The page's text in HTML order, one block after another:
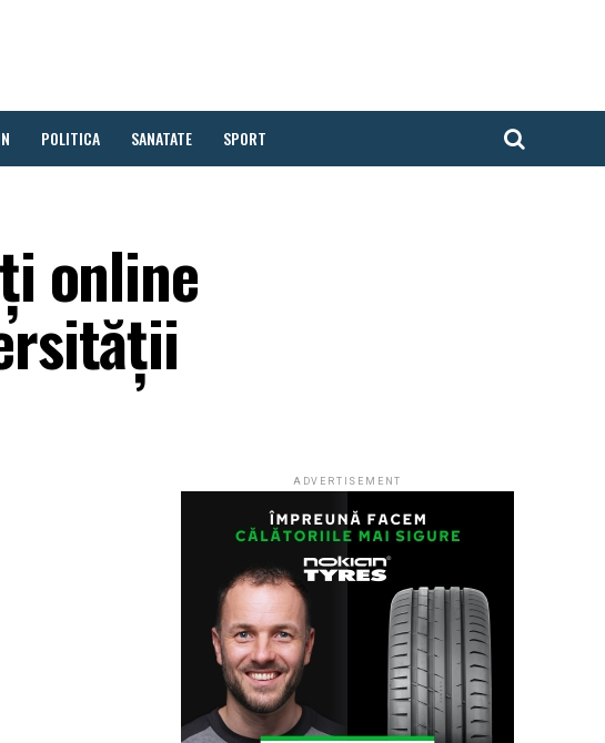
POLITICA SANATATE SPORT
online
ADVERTISEMENT